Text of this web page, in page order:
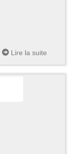
Lire la suite